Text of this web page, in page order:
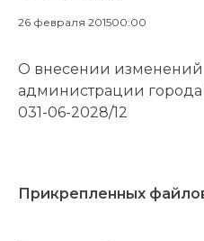
26 февраля 201500:00
О внесении изменений
администрации города
031-06-2028/12
Прикрепленных